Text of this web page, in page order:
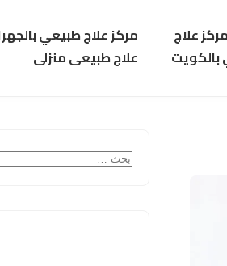
علاج
مركز علاج طبيعي
علاج طبيعى منزلى
البحث